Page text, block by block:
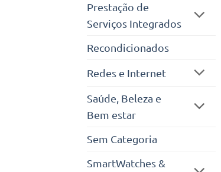
Prestação de
Serviços Integrados
Recondicionados
Redes e Internet
Saúde, Beleza e
Bem estar
Sem Categoria
SmartWatches &